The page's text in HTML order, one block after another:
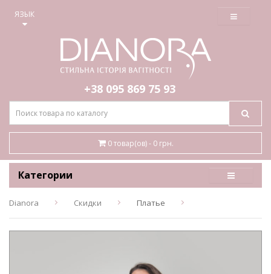
ЯЗЫК ≡
+38 095 869 75 93
0 товар(ов) - 0 грн.
Категории
Dianora Скидки Платье